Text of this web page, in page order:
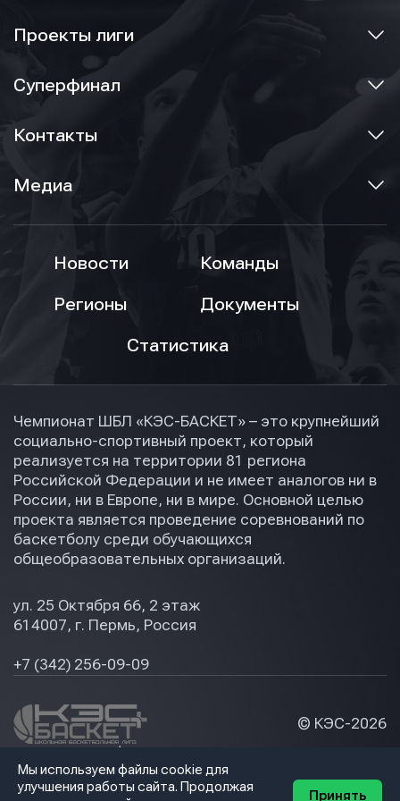
Проекты лиги
Суперфинал
Контакты
Медиа
Новости
Команды
Регионы
Документы
Статистика
Чемпионат ШБЛ «КЭС-БАСКЕТ» – это крупнейший
социально-спортивный проект, который
реализуется на территории 81 региона
Российской Федерации и не имеет аналогов ни в
России, ни в Европе, ни в мире. Основной целью
проекта является проведение соревнований по
баскетболу среди обучающихся
общеобразовательных организаций.
ул. 25 Октября 66, 2 этаж
614007, г. Пермь, Россия
+7 (342) 256-09-09
© КЭС-2026
Политика конфидециальности
Мы используем файлы cookie для
улучшения работы сайта. Продолжая
Принять